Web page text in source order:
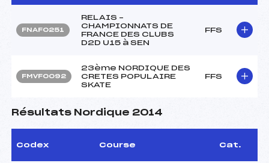
FNAF0251
RELAIS –
CHAMPIONNATS DE
FRANCE DES CLUBS
D2D U15 à SEN
FFS
FMVF0092
23ème NORDIQUE DES
CRETES POPULAIRE
SKATE
FFS
Résultats Nordique 2014
Codex Course Cat.